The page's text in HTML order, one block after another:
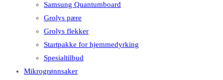
lukke
Samsung Quantumboard
Grolys pære
Grolys flekker
Startpakke for hjemmedyrking
Spesialtilbud
Mikrogrønnsaker